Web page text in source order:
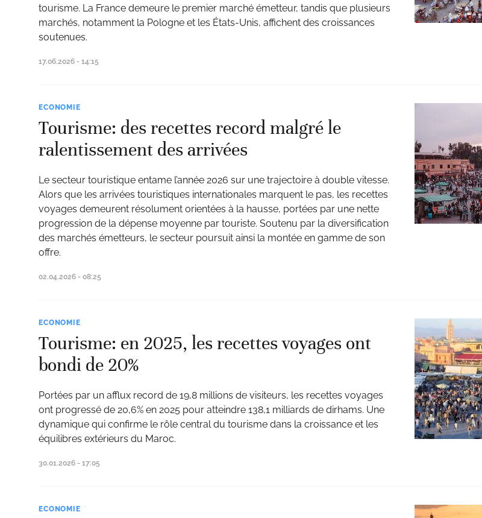
tourisme. La France demeure le premier marché émetteur, tandis que plusieurs
marchés, notamment la Pologne et les États-Unis, affichent des croissances
soutenues.
17.06.2026 - 14:15
ECONOMIE
Tourisme: des recettes record malgré le
ralentissement des arrivées
Le secteur touristique entame l’année 2026 sur une trajectoire à double vitesse.
Alors que les arrivées touristiques internationales marquent le pas, les recettes
voyages demeurent résolument orientées à la hausse, portées par une nette
progression de la dépense moyenne par touriste. Soutenu par la diversification
des marchés émetteurs, le secteur poursuit ainsi la montée en gamme de son
offre.
02.04.2026 - 08:25
ECONOMIE
Tourisme: en 2025, les recettes voyages ont
bondi de 20%
Portées par un afflux record de 19,8 millions de visiteurs, les recettes voyages
ont progressé de 20,6% en 2025 pour atteindre 138,1 milliards de dirhams. Une
dynamique qui confirme le rôle central du tourisme dans la croissance et les
équilibres extérieurs du Maroc.
30.01.2026 - 17:05
ECONOMIE